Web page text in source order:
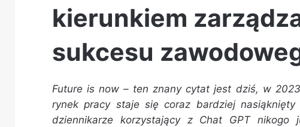
kierunkiem
sukcesu
Future is now – ten znany cytat jest dziś, w
rynek pracy staje się coraz bardziej
dziennikarze korzystający z Chat GPT